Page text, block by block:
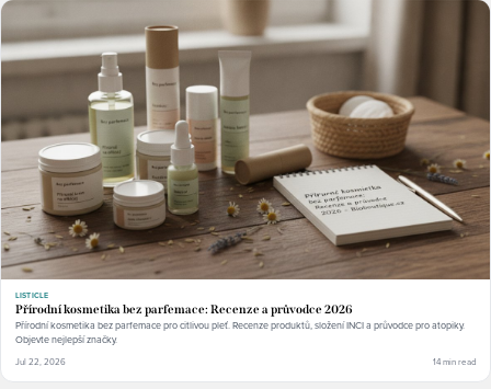
LISTICLE
Přírodní kosmetika bez parfemace: Recenze a průvodce 2026
Přírodní kosmetika bez parfemace pro citlivou pleť. Recenze produktů, složení INCI a průvodce pro atopiky.
Objevte nejlepší značky.
Jul 22, 2026 14 min read